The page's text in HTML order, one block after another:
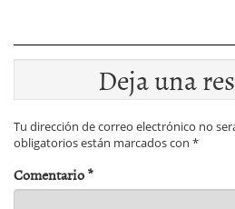
Deja una
Tu dirección de correo electrónico no
obligatorios están marcados con *
Comentario*